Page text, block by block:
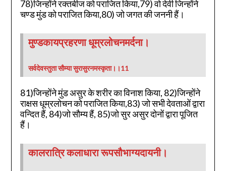
78)जिन्होंने रक्तबीज को पराजित किया,79) वो देवी जिन्होंने
चण्ड मुंड को पराजित किया,80) जो जगत की जननी हैं।
मुण्डकायप्रहरणा धूम्रलोचनमर्दना।
सर्वदेवस्तुता सौम्या सुरासुरनमस्कृता।।11
81)जिन्होंने मुंड असुर के शरीर का विनाश किया, 82)जिन्होंने
राक्षस धूम्रलोचन को पराजित किया,83) जो सभी देवताओं द्वारा
वन्दित हैं, 84)जो सौम्य हैं, 85)जो सुर असुर दोनों द्वारा पूजित
हैं।
कालरात्रि कलाधारा रूपसौभाग्यदायनी।